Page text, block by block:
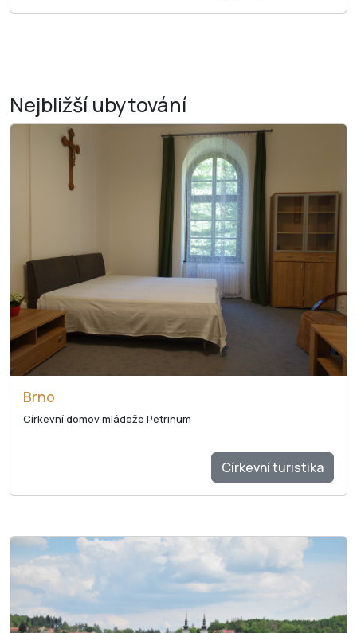
Nejbližší ubytování
Brno
Církevní domov mládeže Petrinum
Církevní turistika